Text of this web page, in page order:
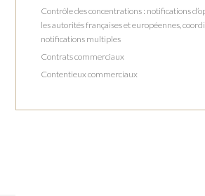
Contrôle des concentrations : notifications
les autorités françaises et européennes,
notifications multiples
Contrats commerciaux
Contentieux commerciaux